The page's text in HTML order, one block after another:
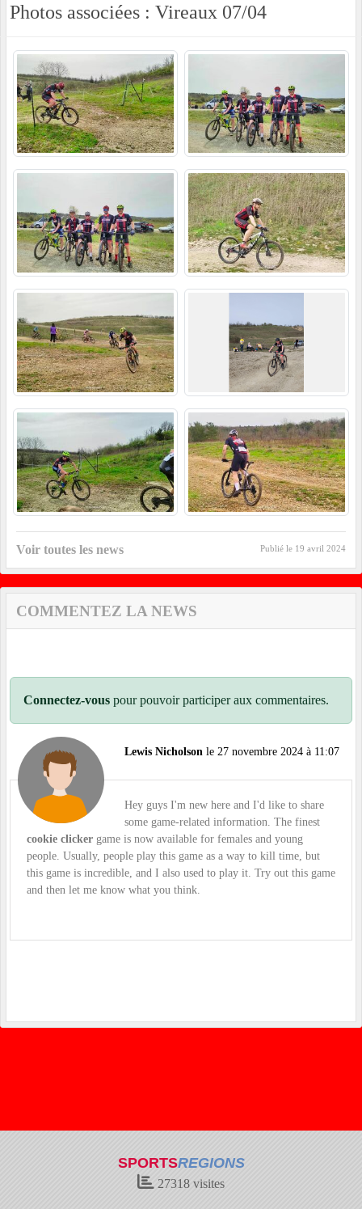
Photos associées : Vireaux 07/04
Voir toutes les news Publié le 19 avril 2024
COMMENTEZ LA NEWS
Connectez-vous pour pouvoir participer aux commentaires.
Lewis Nicholson le 27 novembre 2024 à 11:07
Hey guys I'm new here and I'd like to share
some game-related information. The finest
cookie clicker game is now available for females and young
people. Usually, people play this game as a way to kill time, but
this game is incredible, and I also used to play it. Try out this game
and then let me know what you think.
SPORTSREGIONS
27318 visites